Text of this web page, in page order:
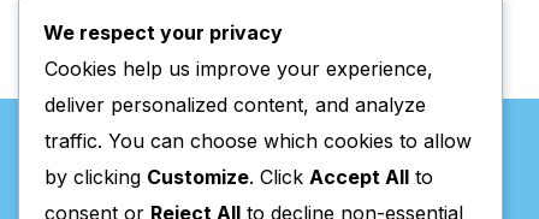
We respect your privacy
Cookies help us improve your experience,
deliver personalized content, and analyze
traffic. You can choose which cookies to allow
by clicking Customize. Click Accept All to
consent or Reject All to decline non-essential